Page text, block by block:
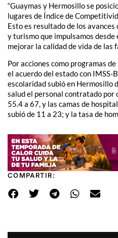
“Guaymas y Hermosillo se
lugares de Índice de
Esto es resultado de los
y turismo que impulsamos
mejorar la calidad de vida de las
Por acciones como programas
el acuerdo del estado con IMSS-
escolaridad subió en Hermosillo
salud el personal contratado por
55.4 a 67, y las camas de
subió de 11 a 23; y la tasa de
COMPARTIR: